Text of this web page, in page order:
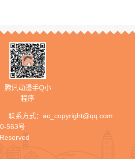
腾讯动漫手Q小
程序
联系方式： ac_copyright@qq.com
563号